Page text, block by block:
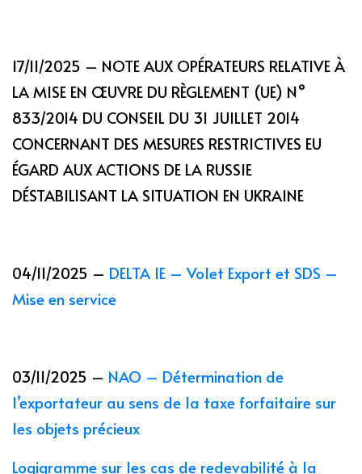
17/11/2025 – NOTE AUX OPÉRATEURS RELATIVE À
LA MISE EN ŒUVRE DU RÈGLEMENT (UE) N°
833/2014 DU CONSEIL DU 31 JUILLET 2014
CONCERNANT DES MESURES RESTRICTIVES EU
ÉGARD AUX ACTIONS DE LA RUSSIE
DÉSTABILISANT LA SITUATION EN UKRAINE
04/11/2025 – DELTA IE – Volet Export et SDS –
Mise en service
03/11/2025 – NAO – Détermination de
l’exportateur au sens de la taxe forfaitaire sur
les objets précieux
Logigramme sur les cas de redevabilité à la